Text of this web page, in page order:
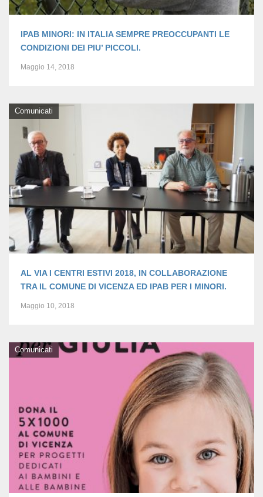
IPAB MINORI: IN ITALIA SEMPRE PREOCCUPANTI LE
CONDIZIONI DEI PIU’ PICCOLI.
Maggio 14, 2018
Comunicati
AL VIA I CENTRI ESTIVI 2018, IN COLLABORAZIONE
TRA IL COMUNE DI VICENZA ED IPAB PER I MINORI.
Maggio 10, 2018
Comunicati